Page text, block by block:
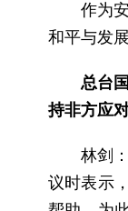
作为
和平与发
总台
持非方应
林剑
议时表示